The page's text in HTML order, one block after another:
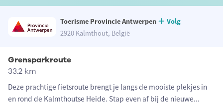
Toerisme Provincie Antwerpen
Volg
2920 Kalmthout, België
Grensparkroute
33.2 km
Deze prachtige fietsroute brengt je langs de mooiste plekjes in
en rond de Kalmthoutse Heide. Stap even af bij de nieuwe...